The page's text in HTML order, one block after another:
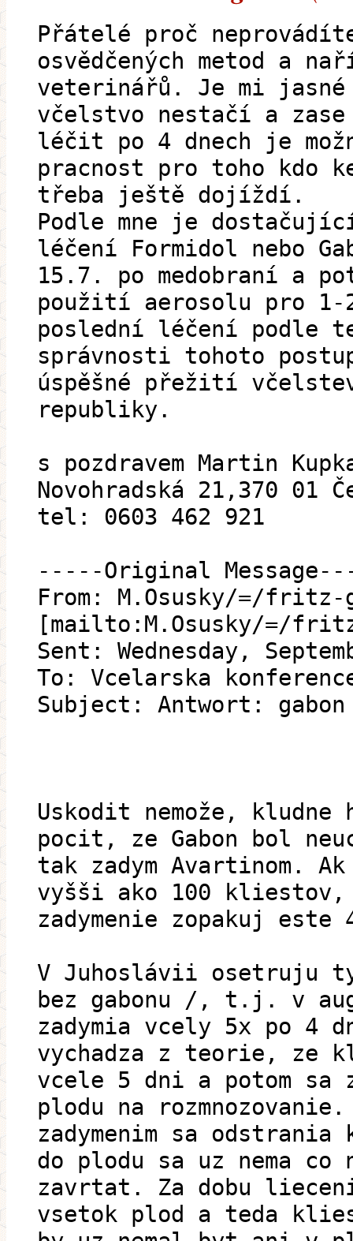
Přátelé proč
osvědčených metod a
veterinářů. Je mi jasné
včelstvo nestačí a
léčit po 4 dnech je
pracnost pro toho kdo
třeba ještě dojíždí.
Podle mne je
léčení Formidol nebo
15.7. po medobraní a
použití aerosolu pro 1-
poslední léčení podle
správnosti tohoto
úspěšné přežití
republiky.
s pozdravem Martin
Novohradská 21,370 01
tel: 0603 462 921
-----Original
From: M.Osusky/=/fritz-
[mailto:M.Osusky/=/
Sent: Wednesday,
To: Vcelarska
Subject: Antwort: gabon
Uskodit nemože, kludne
pocit, ze Gabon bol
tak zadym Avartinom.
vyšši ako 100 kliestov,
zadymenie zopakuj
V Juhoslávii osetruju
bez gabonu /, t.j. v
zadymia vcely 5x po 4
vychadza z teorie, ze
vcele 5 dni a potom sa
plodu na rozmnozovanie.
zadymenim sa
do plodu sa uz nema co
zavrtat. Za dobu
vsetok plod a teda